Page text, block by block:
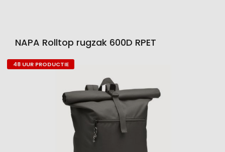
NAPA Rolltop rugzak 600D RPET
Naar
afbeeldingengalerij
48 UUR PRODUCTIE